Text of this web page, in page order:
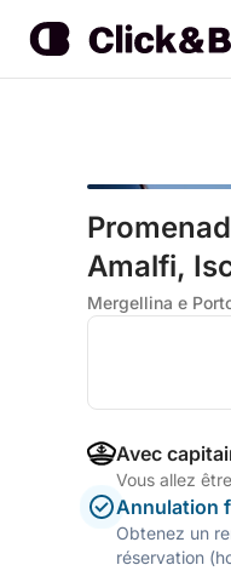
Amalfi,
Mergellina e
Avec
Vous allez
Annulation
Obtenez un
réservation